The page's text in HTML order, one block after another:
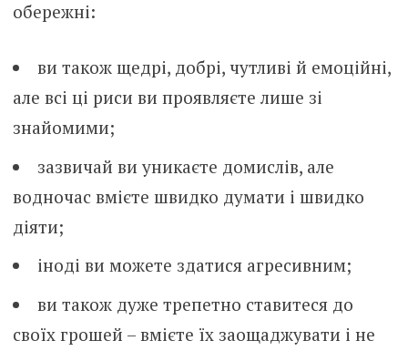
обережні:
ви також щедрі, добрі, чутливі й емоційні,
але всі ці риси ви проявляєте лише зі
знайомими;
зазвичай ви уникаєте домислів, але
водночас вмієте швидко думати і швидко
діяти;
іноді ви можете здатися агресивним;
ви також дуже трепетно ставитеся до
своїх грошей – вмієте їх заощаджувати і не